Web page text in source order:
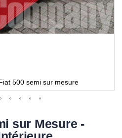
500 semi sur mesure
sur Mesure -